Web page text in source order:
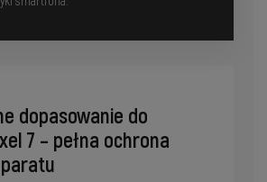
dopasowanie do
7 – pełna ochrona